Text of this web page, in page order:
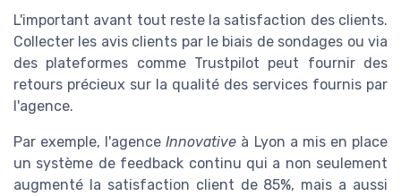
L'important avant tout reste la satisfaction des clients.
Collecter les avis clients par le biais de sondages ou via
des plateformes comme Trustpilot peut fournir des
retours précieux sur la qualité des services fournis par
l'agence.
Par exemple, l'agenceInnovative à Lyon a mis en place
un système de feedback continu qui a non seulement
augmenté la satisfaction client de 85%, mais a aussi